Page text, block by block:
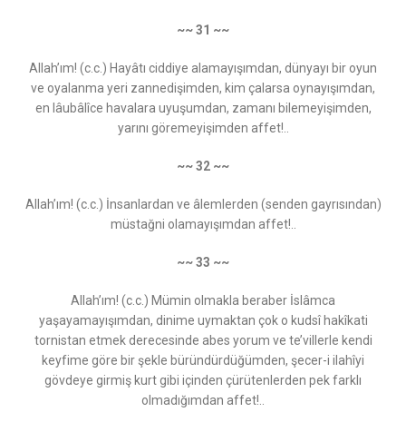
~~ 31 ~~
Allah’ım! (c.c.) Hayâtı ciddiye alamayışımdan, dünyayı bir oyun
ve oyalanma yeri zannedişimden, kim çalarsa oynayışımdan,
en lâubâlîce havalara uyuşumdan, zamanı bilemeyişimden,
yarını göremeyişimden affet!..
~~ 32 ~~
Allah’ım! (c.c.) İnsanlardan ve âlemlerden (senden gayrısından)
müstağni olamayışımdan affet!..
~~ 33 ~~
Allah’ım! (c.c.) Mümin olmakla beraber İslâmca
yaşayamayışımdan, dinime uymaktan çok o kudsî hakîkati
tornistan etmek derecesinde abes yorum ve te’villerle kendi
keyfime göre bir şekle büründürdüğümden, şecer-i ilahîyi
gövdeye girmiş kurt gibi içinden çürütenlerden pek farklı
olmadığımdan affet!..